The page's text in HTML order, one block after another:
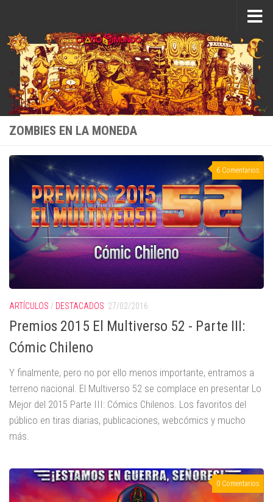
ZOMBIES EN LA MONEDA
6 Comentarios
ARTÍCULOS / DESTACADOS 27/02/2016
Premios 2015 El Multiverso 52 - Parte III:
Cómic Chileno
Y finalmente, pero no por ello menos importante, entramos a
terreno nacional. El Multiverso 52 se complace en presentar Lo
Mejor del 2015 Parte III: Cómics Chilenos. Los favoritos del
público en tiras diarias, publicaciones, webcómics y mucho
más.
0 Comentarios